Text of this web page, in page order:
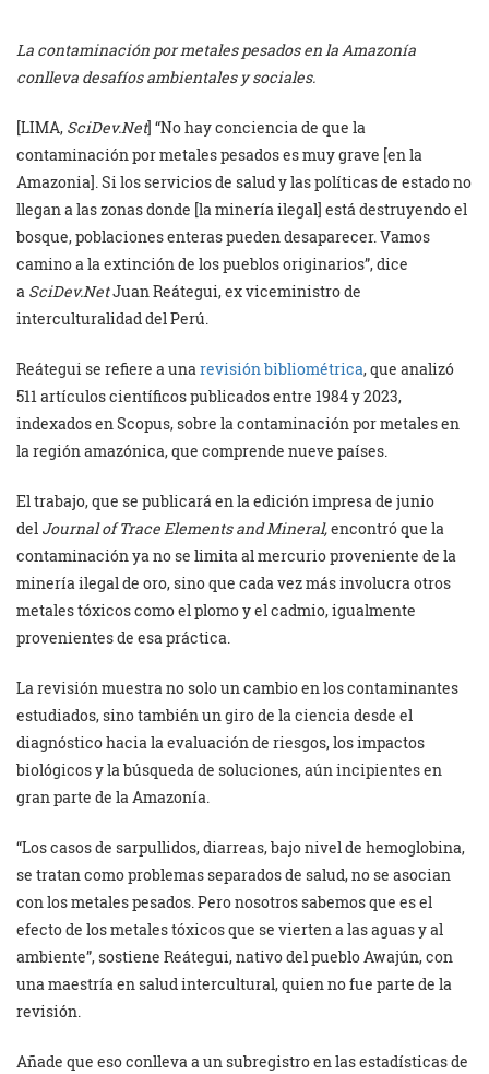
La contaminación por metales pesados en la Amazonía
conlleva desafíos ambientales y sociales.
[LIMA, SciDev.Net] “No hay conciencia de que la
contaminación por metales pesados es muy grave [en la
Amazonia]. Si los servicios de salud y las políticas de estado no
llegan a las zonas donde [la minería ilegal] está destruyendo el
bosque, poblaciones enteras pueden desaparecer. Vamos
camino a la extinción de los pueblos originarios”, dice
a SciDev.NetJuan Reátegui, ex viceministro de
interculturalidad del Perú.
Reátegui se refiere a unarevisión bibliométrica, que analizó
511 artículos científicos publicados entre 1984 y 2023,
indexados en Scopus, sobre la contaminación por metales en
la región amazónica, que comprende nueve países.
El trabajo, que se publicará en la edición impresa de junio
del Journal of Trace Elements and Mineral,encontró que la
contaminación ya no se limita al mercurio proveniente de la
minería ilegal de oro, sino que cada vez más involucra otros
metales tóxicos como el plomo y el cadmio, igualmente
provenientes de esa práctica.
La revisión muestra no solo un cambio en los contaminantes
estudiados, sino también un giro de la ciencia desde el
diagnóstico hacia la evaluación de riesgos, los impactos
biológicos y la búsqueda de soluciones, aún incipientes en
gran parte de la Amazonía.
“Los casos de sarpullidos, diarreas, bajo nivel de hemoglobina,
se tratan como problemas separados de salud, no se asocian
con los metales pesados. Pero nosotros sabemos que es el
efecto de los metales tóxicos que se vierten a las aguas y al
ambiente”, sostiene Reátegui, nativo del pueblo Awajún, con
una maestría en salud intercultural, quien no fue parte de la
revisión.
Añade que eso conlleva a un subregistro en las estadísticas de